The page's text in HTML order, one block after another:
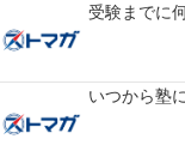
受験までに
いつから塾